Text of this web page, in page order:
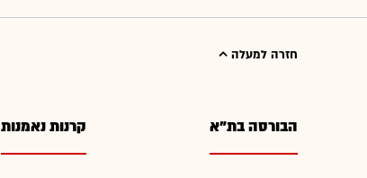
חזרה למעלה
הבורסה בת"א קרנות נאמנות